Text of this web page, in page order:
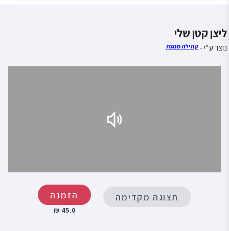
ליצן קטן שלי
נוצר ע"י - קהילה מנגנת
תצוגה מקדימה הזמנה
45.0 ₪